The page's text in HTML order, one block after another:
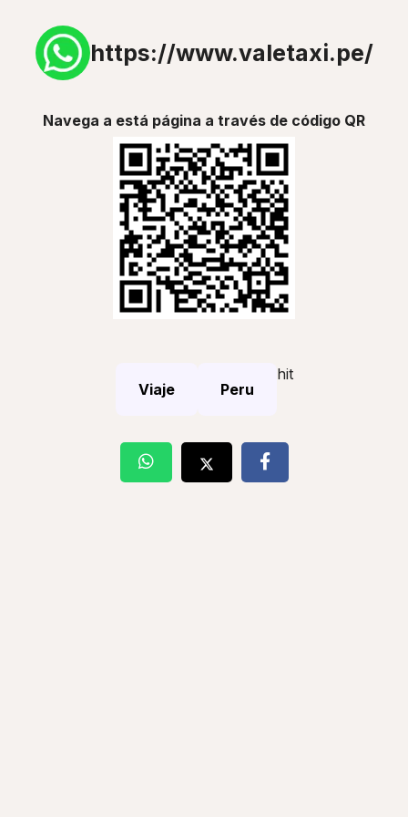
https://www.valetaxi.pe/
Navega a está página a través de código QR
Viaje Peru
hit